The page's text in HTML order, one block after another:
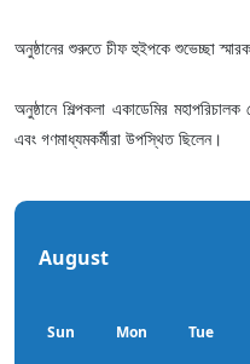
অনুষ্ঠানের শুরুতে চীফ হুইপকে শুভেচ্ছা
অনুষ্ঠানে শিল্পকলা একাডেমির মহাপরিচালক
এবং গণমাধ্যমকর্মীরা উপস্থিত ছিলেন।
August
Sun Mon Tue